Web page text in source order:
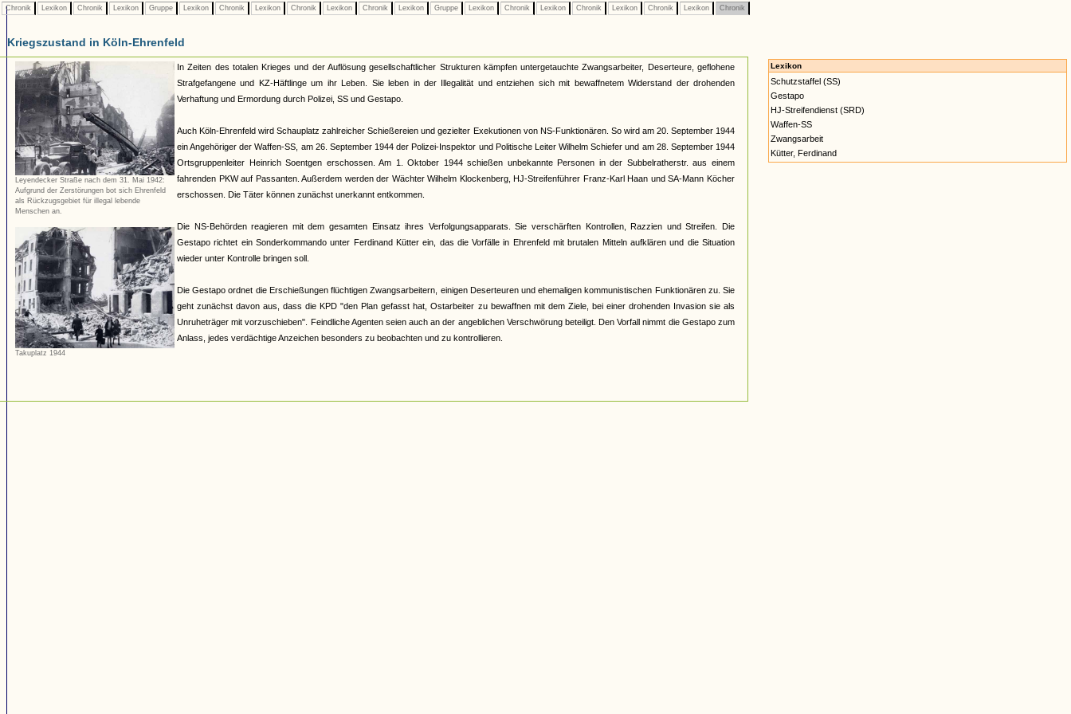
Chronik Lexikon Chronik Lexikon Gruppe Lexikon Chronik Lexikon Chronik Lexikon Chronik Lexikon Gruppe Lexikon Chronik Lexikon Chronik Lexikon Chronik Lexikon Chronik
Kriegszustand in Köln-Ehrenfeld
Leyendecker Straße nach dem 31. Mai 1942:
Aufgrund der Zerstörungen bot sich Ehrenfeld
als Rückzugsgebiet für illegal lebende
Menschen an.
Takuplatz 1944
In Zeiten des totalen Krieges und der Auflösung gesellschaftlicher Strukturen kämpfen untergetauchte Zwangsarbeiter, Deserteure, geflohene
Strafgefangene und KZ-Häftlinge um ihr Leben. Sie leben in der Illegalität und entziehen sich mit bewaffnetem Widerstand der drohenden
Verhaftung und Ermordung durch Polizei, SS und Gestapo.
Auch Köln-Ehrenfeld wird Schauplatz zahlreicher Schießereien und gezielter Exekutionen von NS-Funktionären. So wird am 20. September 1944
ein Angehöriger der Waffen-SS, am 26. September 1944 der Polizei-Inspektor und Politische Leiter Wilhelm Schiefer und am 28. September 1944
Ortsgruppenleiter Heinrich Soentgen erschossen. Am 1. Oktober 1944 schießen unbekannte Personen in der Subbelratherstr. aus einem
fahrenden PKW auf Passanten. Außerdem werden der Wächter Wilhelm Klockenberg, HJ-Streifenführer Franz-Karl Haan und SA-Mann Köcher
erschossen. Die Täter können zunächst unerkannt entkommen.
Die NS-Behörden reagieren mit dem gesamten Einsatz ihres Verfolgungsapparats. Sie verschärften Kontrollen, Razzien und Streifen. Die
Gestapo richtet ein Sonderkommando unter Ferdinand Kütter ein, das die Vorfälle in Ehrenfeld mit brutalen Mitteln aufklären und die Situation
wieder unter Kontrolle bringen soll.
Die Gestapo ordnet die Erschießungen flüchtigen Zwangsarbeitern, einigen Deserteuren und ehemaligen kommunistischen Funktionären zu. Sie
geht zunächst davon aus, dass die KPD "den Plan gefasst hat, Ostarbeiter zu bewaffnen mit dem Ziele, bei einer drohenden Invasion sie als
Unruheträger mit vorzuschieben". Feindliche Agenten seien auch an der angeblichen Verschwörung beteiligt. Den Vorfall nimmt die Gestapo zum
Anlass, jedes verdächtige Anzeichen besonders zu beobachten und zu kontrollieren.
Lexikon
Schutzstaffel (SS)
Gestapo
HJ-Streifendienst (SRD)
Waffen-SS
Zwangsarbeit
Kütter, Ferdinand